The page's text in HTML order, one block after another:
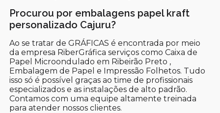
Procurou por embalagens papel kraft
personalizado Cajuru?
Ao se tratar de GRÁFICAS é encontrada por meio
da empresa RiberGráfica serviços como Caixa de
Papel Microondulado em Ribeirão Preto ,
Embalagem de Papel e Impressão Folhetos. Tudo
isso só é possível graças ao time de profissionais
especializados e as instalações de alto padrão.
Contamos com uma equipe altamente treinada
para atender nossos clientes.